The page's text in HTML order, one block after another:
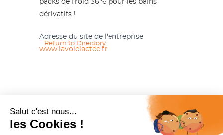
Return to Directory
packs de froid 36°6 pour les bains
dérivatifs !
Adresse du site de l'entreprise
www.lavoielactee.fr